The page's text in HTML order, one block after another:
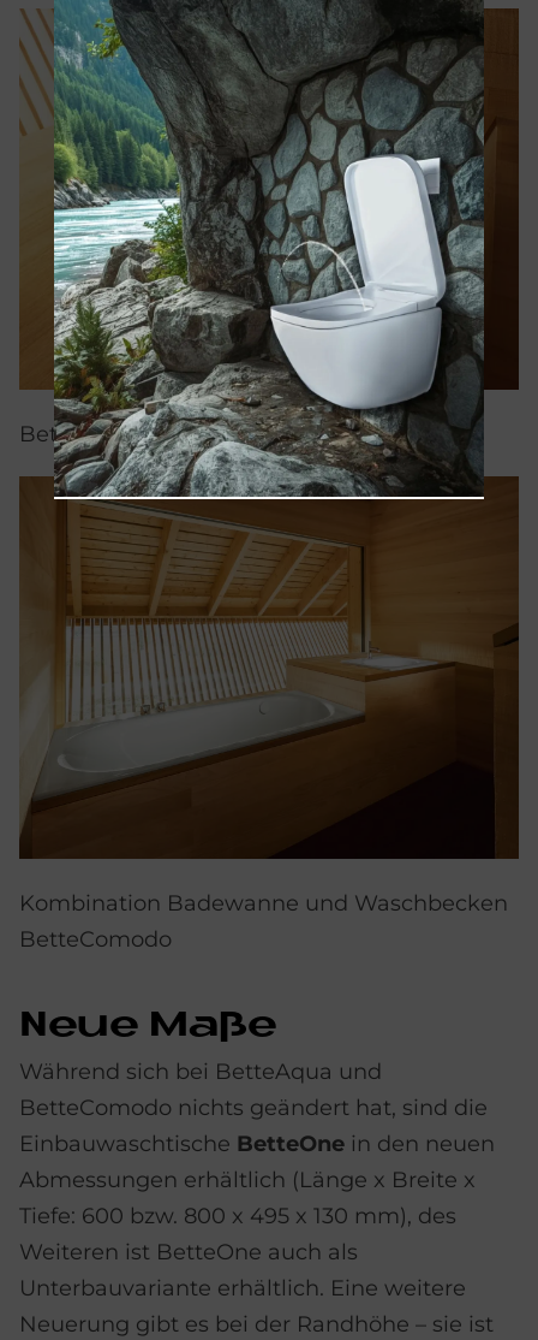
Bette Comodo
Kombination Badewanne und Waschbecken
BetteComodo
Neue Maße
Während sich bei BetteAqua und
BetteComodo nichts geändert hat, sind die
Einbauwaschtische BetteOne in den neuen
Abmessungen erhältlich (Länge x Breite x
Tiefe: 600 bzw. 800 x 495 x 130 mm), des
Weiteren ist BetteOne auch als
Unterbauvariante erhältlich. Eine weitere
Neuerung gibt es bei der Randhöhe – sie ist